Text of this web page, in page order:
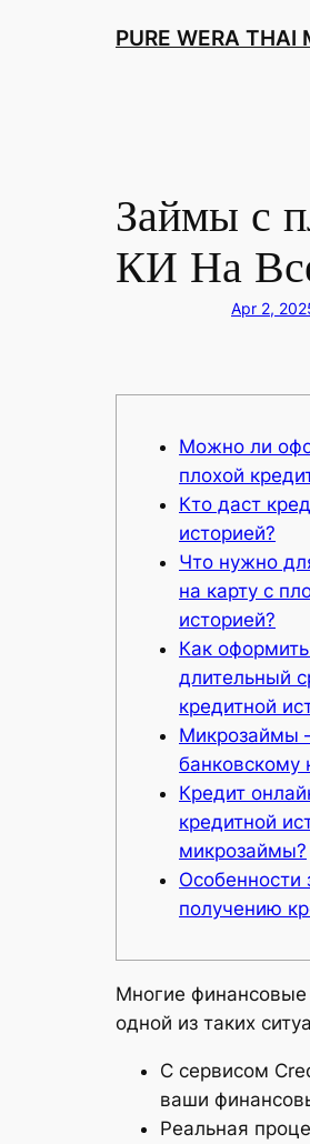
PURE WERA THAI
Займы с
КИ На
Apr 2,
Можно ли
плохой
Кто даст
историей?
Что нужно
на карту с
историей?
Как
длительный
кредитной
Микрозаймы
банковскому
Кредит
кредитной
микрозаймы?
Особенности
получению
Многие финансовые
одной из таких
С сервисом
ваши
Реальная